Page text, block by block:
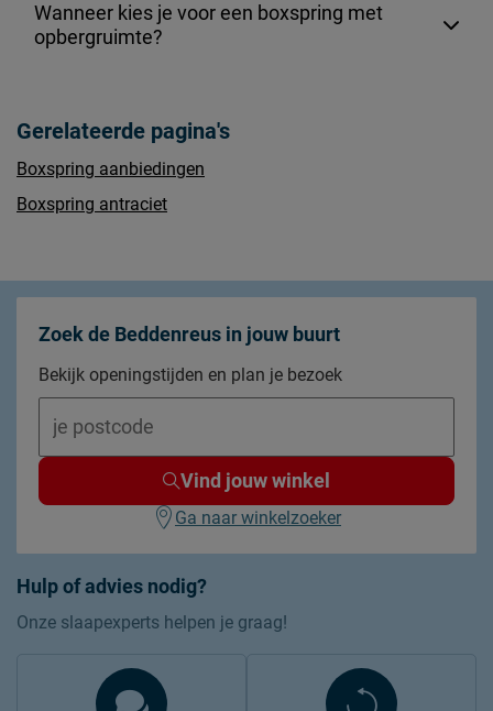
Wanneer kies je voor een boxspring met
opbergruimte?
Gerelateerde pagina's
Boxspring aanbiedingen
Boxspring antraciet
Hulp of advies nodig?
Onze slaapexperts helpen je graag!
Zoek de Beddenreus in jouw buurt
Bekijk openingstijden en plan je bezoek
Vind jouw winkel
Ga naar winkelzoeker